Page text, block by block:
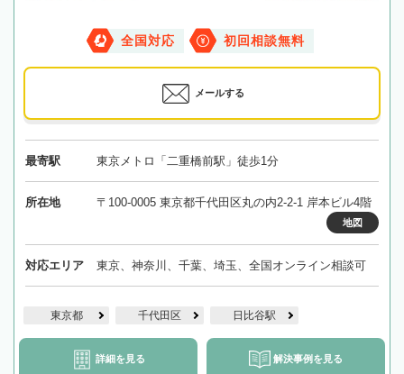
全国対応 初回相談無料
メールする
最寄駅 東京メトロ「二重橋前駅」徒歩1分
所在地 〒100-0005 東京都千代田区丸の内2-2-1 岸本ビル4階
地図
対応エリア 東京、神奈川、千葉、埼玉、全国オンライン相談可
東京都 千代田区 日比谷駅
詳細を見る 解決事例を見る